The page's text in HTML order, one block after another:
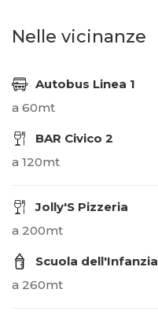
Nelle vicinanze
Autobus Linea 1
a 60mt
BAR Civico 2
a 120mt
Jolly'S Pizzeria
a 200mt
Scuola dell'Infanzia
a 260mt